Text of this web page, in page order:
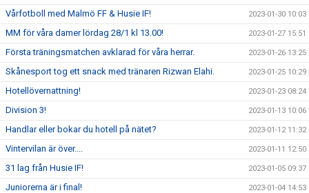
Vårfotboll med Malmö FF & Husie IF! 2023-01-30 10:03
MM för våra damer lördag 28/1 kl 13.00! 2023-01-27 15:51
Första träningsmatchen avklarad för våra herrar. 2023-01-26 13:25
Skånesport tog ett snack med tränaren Rizwan Elahi. 2023-01-25 10:29
Hotellövernattning! 2023-01-23 08:24
Division 3! 2023-01-13 10:06
Handlar eller bokar du hotell på nätet? 2023-01-12 11:32
Vintervilan är över.... 2023-01-11 12:50
31 lag från Husie IF! 2023-01-05 09:37
Juniorerna är i final! 2023-01-04 14:53